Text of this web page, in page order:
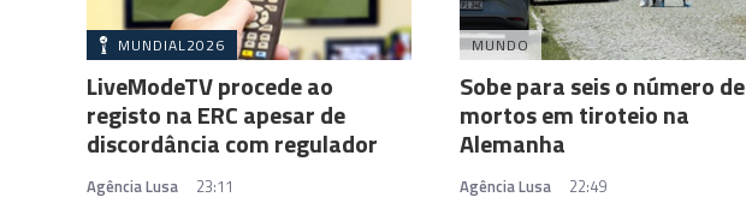
MUNDIAL2026
LiveModeTV procede ao
registo na ERC apesar de
discordância com regulador
Agência Lusa 23:11
MUNDO
Sobe para seis o número de
mortos em tiroteio na
Alemanha
Agência Lusa 22:49